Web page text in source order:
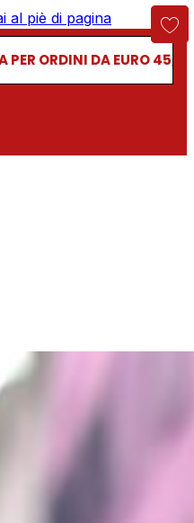
al piè di pagina
ORDINI DA EURO